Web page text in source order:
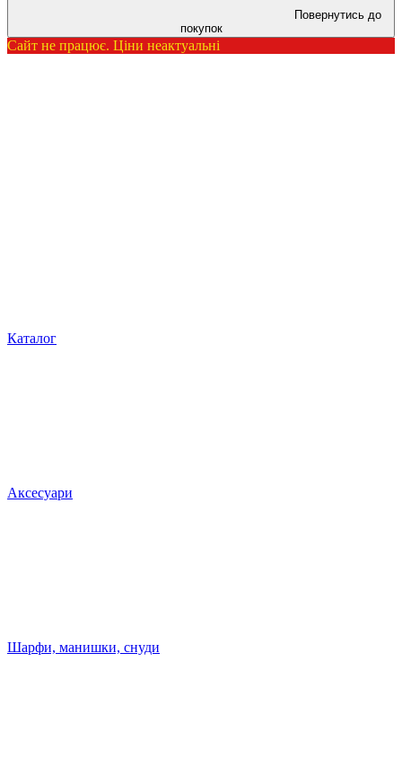
Повернутись до
покупок
Сайт не працює. Ціни неактуальні
Каталог
Аксесуари
Шарфи, манишки, снуди